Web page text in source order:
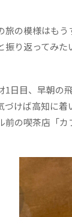
旅の模様はもう
振り返ってみた
1日目、早朝の
づけば高知に
前の喫茶店「カ